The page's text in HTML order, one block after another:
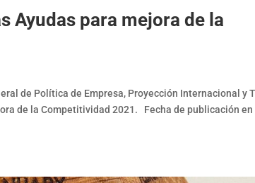
Ayudas para mejora de la
de Política de Empresa, Proyección Internacional y
de la Competitividad 2021. Fecha de publicación en